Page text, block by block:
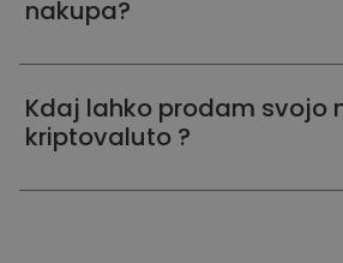
nakupa?
Kdaj lahko prodam svojo
kriptovaluto ?